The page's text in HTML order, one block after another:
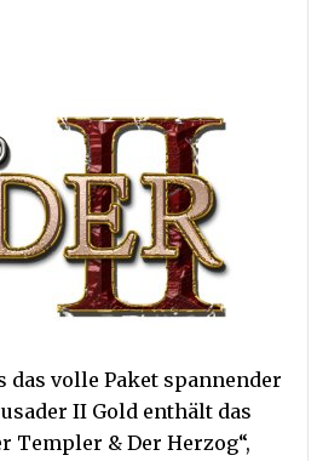
volle Paket spannender
II Gold enthält das
Templer & Der Herzog“,